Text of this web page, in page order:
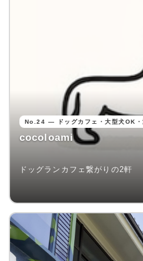
No.24 — ドッグカフェ・大型犬OK・
cocoloami
ドッグランカフェ繋がりの2軒